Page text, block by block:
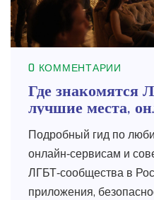
0 КОММЕНТАРИИ
Где знакомятся
лучшие места,
Подробный гид по
онлайн‑сервисам и
ЛГБТ‑сообщества в
приложения,